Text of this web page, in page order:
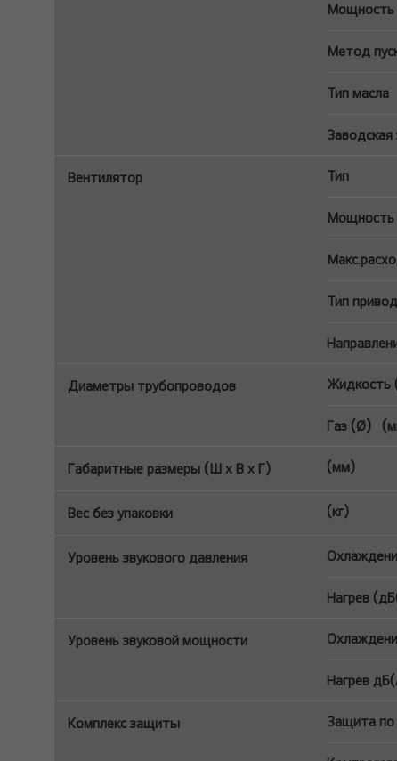
Мощность
Метод
Тип масла
Заводская
Вентилятор Тип
Мощность
Тип
Диаметры трубопроводов
Газ (Ø)
Габаритные размеры (Ш x В x Г) (мм)
Вес без упаковки (кг)
Уровень звукового давления
Нагрев
Уровень звуковой мощности
Нагрев
Комплекс защиты Защита по